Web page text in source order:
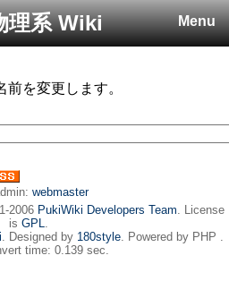
Menu
理系 Wiki
前を変更します。
webmaster
2006 PukiWiki Developers Team. License
is GPL.
. Designed by 180style. Powered by PHP .
time: 0.139 sec.